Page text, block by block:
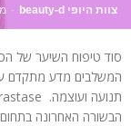
צוות היופי beauty-d -
סוד טיפוח השיער של
המשלבים מדע מתקדם